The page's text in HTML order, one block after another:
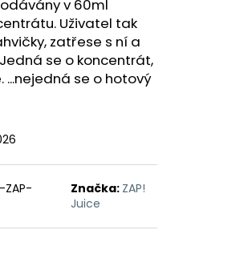
v 60ml
Uživatel tak
zatřese s ní a
se o koncentrát,
...nejedná se o hotový
ZAP-
Značka: ZAP!
Juice